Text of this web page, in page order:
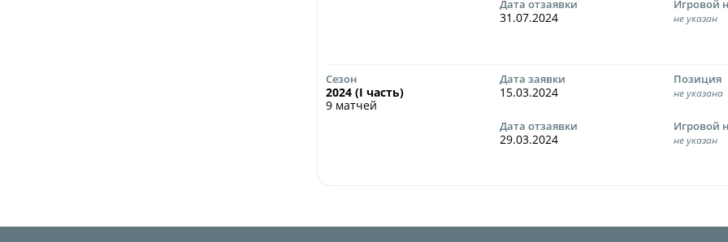
Команды
О турнире
Турнир
"Содружество"
Турнирная
Дата отзаявки
31.07.2024
Игровой
не указан
Сезон
2024 (I часть)
9 матчей
Дата заявки
15.03.2024
Позиция
не указана
Дата отзаявки
29.03.2024
Игровой
не указан